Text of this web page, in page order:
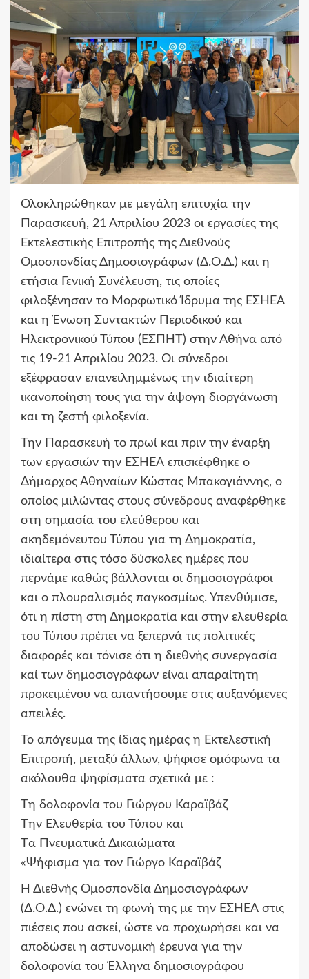
Ολοκληρώθηκαν με μεγάλη επιτυχία την
Παρασκευή, 21 Απριλίου 2023 οι εργασίες της
Εκτελεστικής Επιτροπής της Διεθνούς
Ομοσπονδίας Δημοσιογράφων (Δ.Ο.Δ.) και η
ετήσια Γενική Συνέλευση, τις οποίες
φιλοξένησαν το Μορφωτικό Ίδρυμα της ΕΣΗΕΑ
και η Ένωση Συντακτών Περιοδικού και
Ηλεκτρονικού Τύπου (ΕΣΠΗΤ) στην Αθήνα από
τις 19-21 Απριλίου 2023. Οι σύνεδροι
εξέφρασαν επανειλημμένως την ιδιαίτερη
ικανοποίηση τους για την άψογη διοργάνωση
και τη ζεστή φιλοξενία.
Την Παρασκευή το πρωί και πριν την έναρξη
των εργασιών την ΕΣΗΕΑ επισκέφθηκε ο
Δήμαρχος Αθηναίων Κώστας Μπακογιάννης, ο
οποίος μιλώντας στους σύνεδρους αναφέρθηκε
στη σημασία του ελεύθερου και
ακηδεμόνευτου Τύπου για τη Δημοκρατία,
ιδιαίτερα στις τόσο δύσκολες ημέρες που
περνάμε καθώς βάλλονται οι δημοσιογράφοι
και ο πλουραλισμός παγκοσμίως. Υπενθύμισε,
ότι η πίστη στη Δημοκρατία και στην ελευθερία
του Τύπου πρέπει να ξεπερνά τις πολιτικές
διαφορές και τόνισε ότι η διεθνής συνεργασία
καί των δημοσιογράφων είναι απαραίτητη
προκειμένου να απαντήσουμε στις αυξανόμενες
απειλές.
Το απόγευμα της ίδιας ημέρας η Εκτελεστική
Επιτροπή, μεταξύ άλλων, ψήφισε ομόφωνα τα
ακόλουθα ψηφίσματα σχετικά με :
Tη δολοφονία του Γιώργου Καραϊβάζ
Tην Ελευθερία του Τύπου και
Tα Πνευματικά Δικαιώματα
«Ψήφισμα για τον Γιώργο Καραϊβάζ
Η Διεθνής Ομοσπονδία Δημοσιογράφων
(Δ.Ο.Δ.) ενώνει τη φωνή της με την ΕΣΗΕΑ στις
πιέσεις που ασκεί, ώστε να προχωρήσει και να
αποδώσει η αστυνομική έρευνα για την
δολοφονία του Έλληνα δημοσιογράφου